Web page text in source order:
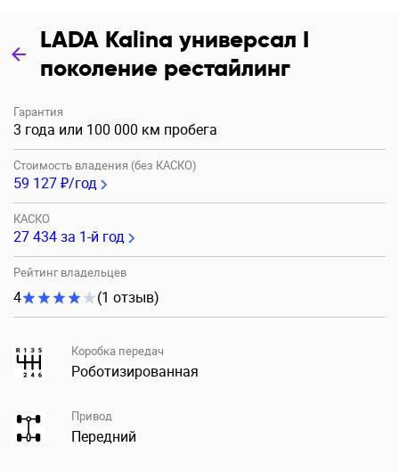
LADA Kalina универсал I
поколение рестайлинг
Гарантия
3 года или 100 000 км пробега
Стоимость владения (без КАСКО)
59 127 ₽/год
КАСКО
27 434за 1-й год
Рейтинг владельцев
4 (1 отзыв)
Коробка передач
Роботизированная
Привод
Передний